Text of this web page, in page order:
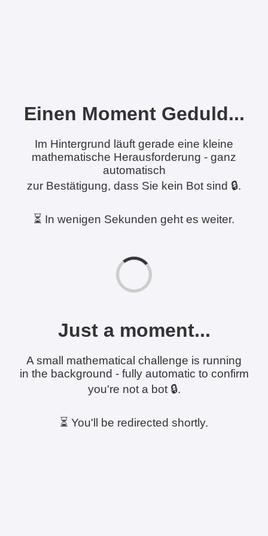
Einen Moment Geduld...
Im Hintergrund läuft gerade eine kleine
mathematische Herausforderung - ganz
automatisch
zur Bestätigung, dass Sie kein Bot sind 🔒.
⏳ In wenigen Sekunden geht es weiter.
Just a moment...
A small mathematical challenge is running
in the background - fully automatic to confirm
you're not a bot 🔒.
⏳ You'll be redirected shortly.